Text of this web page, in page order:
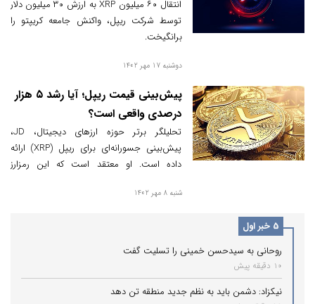
انتقال ۶۰ میلیون XRP به ارزش ۳۰ میلیون دلار
توسط شرکت ریپل، واکنش جامعه کریپتو را
برانگیخت.
دوشنبه 17 مهر 1402
پیش‌بینی قیمت ریپل؛ آیا رشد ۵ هزار
درصدی واقعی است؟
تحلیلگر برتر حوزه ارزهای دیجیتال، JD،
پیش‌بینی جسورانه‌ای برای ریپل (XRP) ارائه
داده است. او معتقد است که این رمزارز
قیمت ۲۷ دلار برسد.
شنبه 8 مهر 1402
5 خبر اول
روحانی به سیدحسن خمینی را تسلیت گفت
10 دقیقه پیش
نیکزاد: دشمن باید به نظم جدید منطقه تن دهد